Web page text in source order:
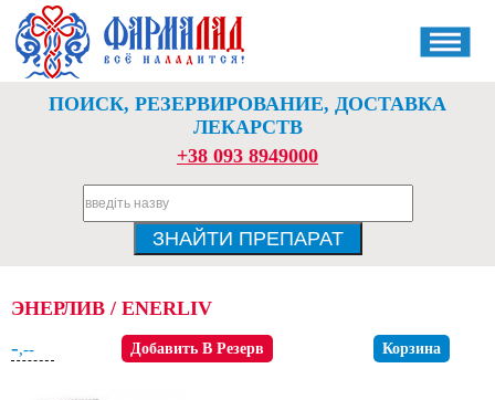
ПОИСК, РЕЗЕРВИРОВАНИЕ, ДОСТАВКА
ЛЕКАРСТВ
+38 093 8949000
ЭНЕРЛИВ / ENERLIV
-,-- Добавить В Резерв Корзина